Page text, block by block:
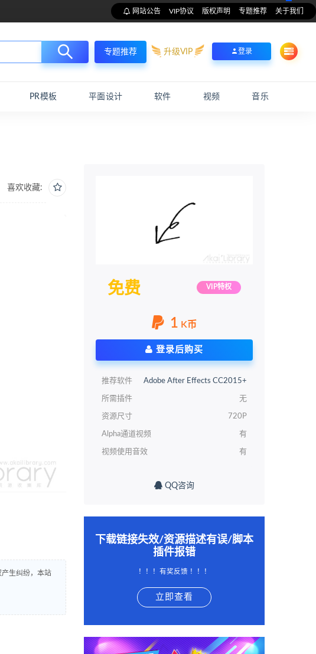
网站公告 VIP协议 版权声明 专题推荐 关于我们
专题推荐 升级VIP 登录
PR模板 平面设计 软件 视频 音乐
喜欢收藏:
生纠纷，本站
免费 VIP特权
1 K币
登录后购买
推荐软件 Adobe After Effects CC2015+
所需插件 无
资源尺寸 720P
Alpha通道视频 有
视频使用音效 有
QQ咨询
下载链接失效/资源描述有误/脚本
插件报错
！！！有奖反馈 ！！！
立即查看